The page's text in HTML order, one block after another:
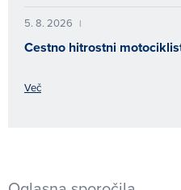
5. 8. 2026 |
Cestno hitrostni
Več